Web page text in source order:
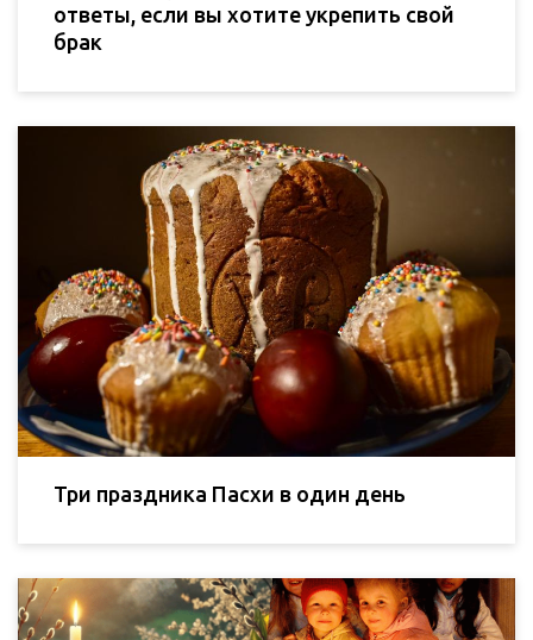
ответы, если вы хотите укрепить свой
брак
Три праздника Пасхи в один день